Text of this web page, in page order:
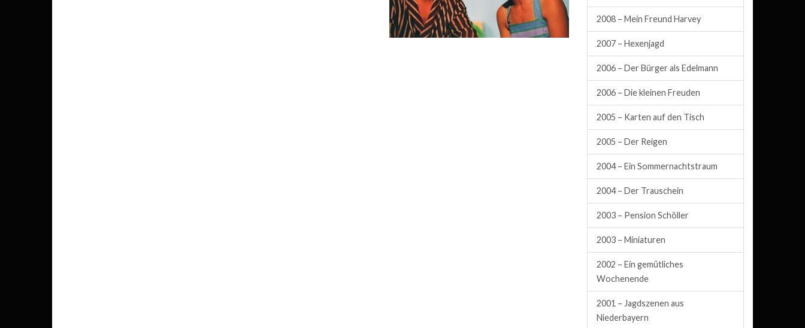
2008 – Mein Freund Harvey
2007 – Hexenjagd
2006 – Der Bürger als Edelmann
2006 – Die kleinen Freuden
2005 – Karten auf den Tisch
2005 – Der Reigen
2004 – Ein Sommernachtstraum
2004 – Der Trauschein
2003 – Pension Schöller
2003 – Miniaturen
2002 – Ein gemütliches
Wochenende
2001 – Jagdszenen aus
Niederbayern